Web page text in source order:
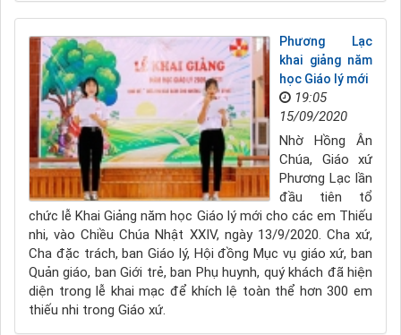
Phương Lạc
khai giảng năm
học Giáo lý mới
19:05
15/09/2020
Nhờ Hồng Ân
Chúa, Giáo xứ
Phương Lạc lần
đầu tiên tổ
chức lễ Khai Giảng năm học Giáo lý mới cho các em Thiếu
nhi, vào Chiều Chúa Nhật XXIV, ngày 13/9/2020. Cha xứ,
Cha đặc trách, ban Giáo lý, Hội đồng Mục vụ giáo xứ, ban
Quản giáo, ban Giới trẻ, ban Phụ huynh, quý khách đã hiện
diện trong lễ khai mạc để khích lệ toàn thể hơn 300 em
thiếu nhi trong Giáo xứ.